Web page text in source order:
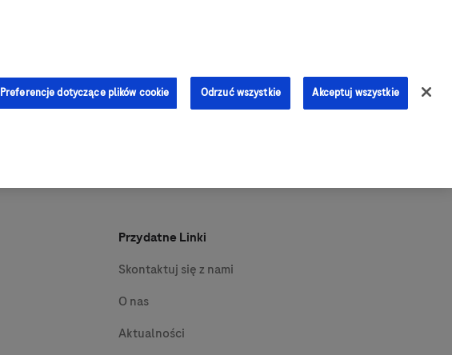
Przydatne Linki
Skontaktuj się z nami
O nas
Aktualności
Preferencje dotyczące plików cookie Odrzuć wszystkie Akceptuj wszystkie